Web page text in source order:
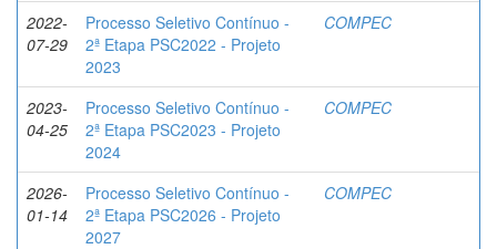
2022-
07-29
Processo Seletivo Contínuo -
2ª Etapa PSC2022 - Projeto
2023
COMPEC
2023-
04-25
Processo Seletivo Contínuo -
2ª Etapa PSC2023 - Projeto
2024
COMPEC
2026-
01-14
Processo Seletivo Contínuo -
2ª Etapa PSC2026 - Projeto
2027
COMPEC